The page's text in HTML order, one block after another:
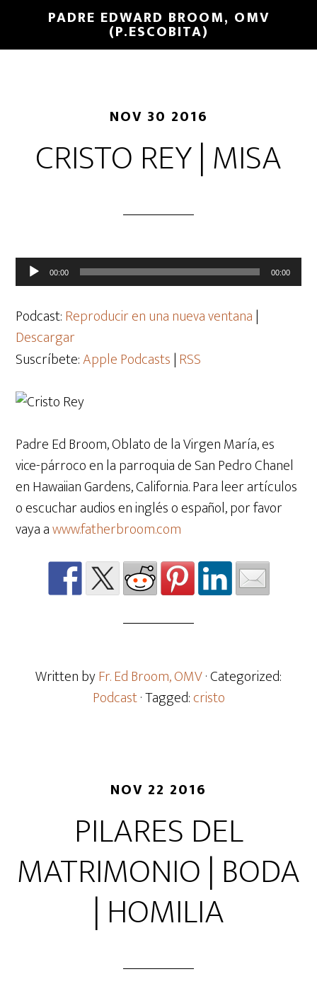
PADRE EDWARD BROOM, OMV
(P.ESCOBITA)
NOV 30 2016
CRISTO REY | MISA
Reproductor
de
audio
00:00 00:00
Podcast:Reproducir en una nueva ventana|
Descargar
Suscríbete:Apple Podcasts|RSS
Padre Ed Broom, Oblato de la Virgen María, es
vice-párroco en la parroquia de San Pedro Chanel
en Hawaiian Gardens, California. Para leer artículos
o escuchar audios en inglés o español, por favor
vaya awww.fatherbroom.com
Written byFr. Ed Broom, OMV· Categorized:
Podcast· Tagged:cristo
NOV 22 2016
PILARES DEL
MATRIMONIO | BODA
| HOMILIA